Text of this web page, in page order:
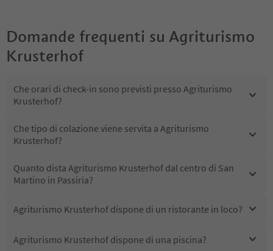
Domande frequenti su Agriturismo
Krusterhof
Che orari di check-in sono previsti presso Agriturismo
Krusterhof?
Che tipo di colazione viene servita a Agriturismo
Krusterhof?
Quanto dista Agriturismo Krusterhof dal centro di San
Martino in Passiria?
Agriturismo Krusterhof dispone di un ristorante in loco?
Agriturismo Krusterhof dispone di una piscina?